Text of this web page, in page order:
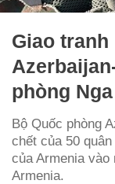
Giao
phòng
Bộ Quốc phòng
chết của 50
của Armenia
Armenia.